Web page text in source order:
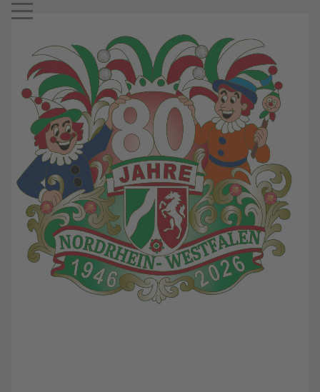
Mobile Menu Toggle